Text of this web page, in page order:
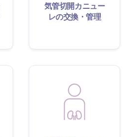
気管切開カニュー
レの交換・管理